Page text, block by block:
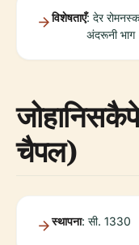
विशेषताएँ: देर
अंदरूनी भाग
चैपल)
स्थापना: सी. 1330